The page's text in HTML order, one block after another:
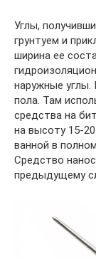
Углы,
грунтуем и
ширина ее
наружные углы.
пола. Там
средства на
на высоту 15-
ванной в
Средство
предыдущему